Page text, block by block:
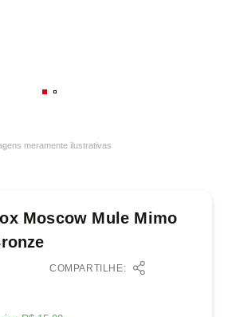
meramente ilustrativas
Moscow Mule Mimo
COMPARTILHE: